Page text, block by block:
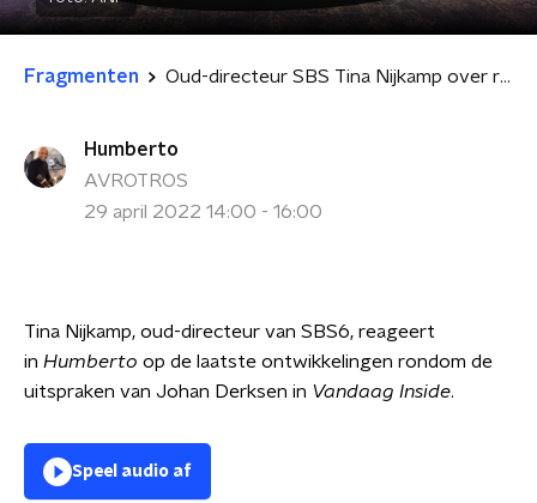
Fragmenten Oud-directeur SBS Tina Nijkamp over reactie Talpa op rel Vandaag Inside
Humberto
AVROTROS
29 april 2022 14:00 - 16:00
Tina Nijkamp, oud-directeur van SBS6, reageert
in Humberto op de laatste ontwikkelingen rondom de
uitspraken van Johan Derksen in Vandaag Inside.
Speel audio af